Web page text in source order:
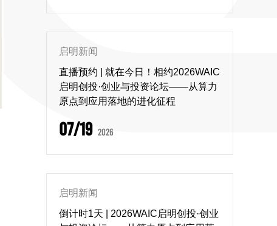
启明新闻
直播预约 | 就在今日！相约2026WAIC
启明创投·创业与投资论坛——从算力
原点到应用落地的进化征程
07/19 2026
启明新闻
倒计时1天 | 2026WAIC启明创投·创业